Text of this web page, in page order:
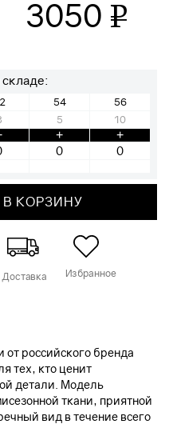
3050 v
54 56
5
+
10
+
КОРЗИНУ
Доставка Избранное
российского бренда
тех, кто ценит
детали. Модель
ткани, приятной
вид в течение всего